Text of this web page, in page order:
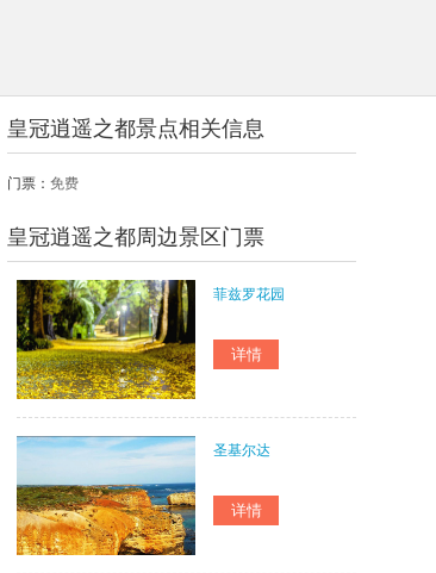
皇冠逍遥之都景点相关信息
门票： 免费
皇冠逍遥之都周边景区门票
菲兹罗花园
圣基尔达